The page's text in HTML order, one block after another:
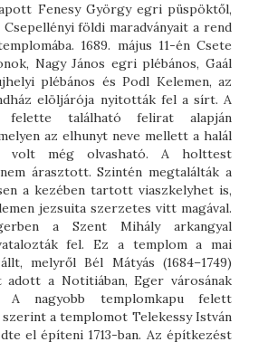
Fenesy György egri püspöktől,
földi maradványait a rend
1689. május 11-én Csete
Nagy János egri plébános, Gaál
plébános és Podl Kelemen, az
elöljárója nyitották fel a sírt. A
felette található felirat alapján
az elhunyt neve mellett a halál
volt még olvasható. A holttest
árasztott. Szintén megtalálták a
a kezében tartott viaszkelyhet is,
jezsuita szerzetes vitt magával.
a Szent Mihály arkangyal
fel. Ez a templom a mai
melyről Bél Mátyás (1684–1749)
a Notitiában, Eger városának
A nagyobb templomkapu felett
a templomot Telekessy István
el építeni 1713-ban. Az építkezést